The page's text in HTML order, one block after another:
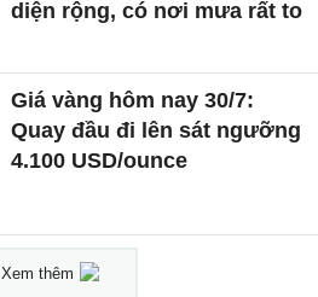
diện rộng, có nơi mưa rất to
Giá vàng hôm nay 30/7:
Quay đầu đi lên sát ngưỡng
4.100 USD/ounce
Xem thêm